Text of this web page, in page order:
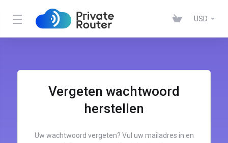
USD
Vergeten wachtwoord
herstellen
Uw wachtwoord vergeten? Vul uw mailadres in en